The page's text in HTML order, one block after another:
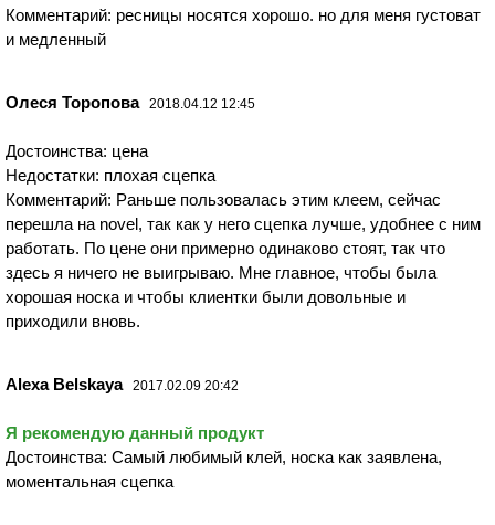
Комментарий: ресницы носятся хорошо. но для меня густоват
и медленный
Олеся Торопова 2018.04.12 12:45
Достоинства: цена
Недостатки: плохая сцепка
Комментарий: Раньше пользовалась этим клеем, сейчас
перешла на novel, так как у него сцепка лучше, удобнее с ним
работать. По цене они примерно одинаково стоят, так что
здесь я ничего не выигрываю. Мне главное, чтобы была
хорошая носка и чтобы клиентки были довольные и
приходили вновь.
Alexa Belskaya 2017.02.09 20:42
Я рекомендую данный продукт
Достоинства: Самый любимый клей, носка как заявлена,
моментальная сцепка